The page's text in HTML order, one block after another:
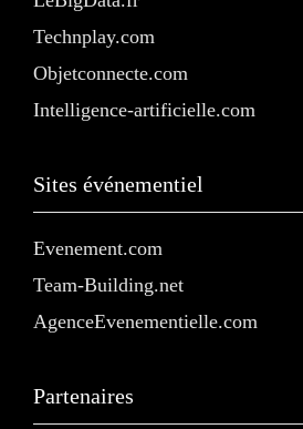
Technplay.com
Objetconnecte.com
Intelligence-artificielle.com
Sites événementiel
Evenement.com
Team-Building.net
AgenceEvenementielle.com
Partenaires